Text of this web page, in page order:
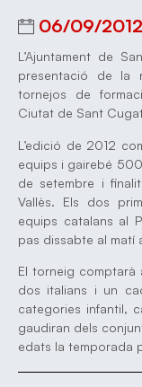
06/09/2012
L’Ajuntament de
presentació de la
tornejos de
Ciutat de Sant
L’edició de 2012
equips i gairebé
de setembre i
Vallès. Els dos
equips catalans al
pas dissabte al matí
El torneig comptarà
dos italians i un
categories infantil,
gaudiran dels
edats la temporada